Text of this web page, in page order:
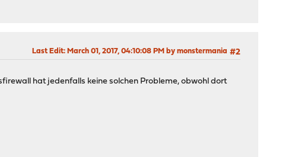
#2
Last Edit: March 01, 2017, 04:10:08 PM by monstermania
hat jedenfalls keine solchen Probleme, obwohl dort